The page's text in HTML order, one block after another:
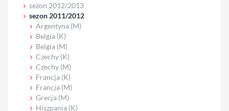
sezon 2012/2013
sezon 2011/2012
Argentyna (M)
Belgia (K)
Belgia (M)
Czechy (K)
Czechy (M)
Francja (K)
Francja (M)
Grecja (M)
Hiszpania (K)